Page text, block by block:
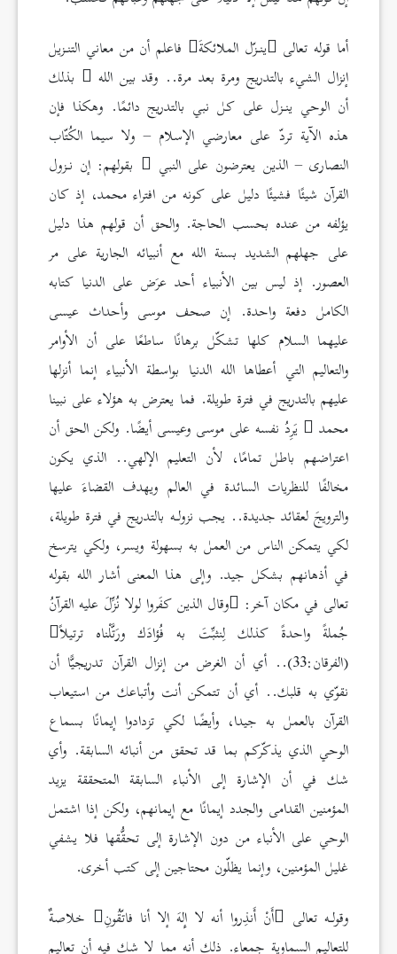
أما قوله تعالى ينـزّل الملائكةَ فاعلم أن من معاني التنـزيل
إنزال الشيء بالتدريج ومرة بعد مرة.. وقد بين الله
بذلك
أن الوحي ينـزل على كل نبي بالتدريج دائمًا. وهكذا فإن
هذه الآية تردّ على معارضي الإسلام – ولا سيما الكُتّاب
النصارى – الذين يعترضون على النبي
بقولهم: إن نـزول
القرآن شيئًا فشيئًا دليل على كونه من افتراء محمد، إذ كان
يؤلفه من عنده بحسب الحاجة. والحق أن قولهم هذا دليل
على جهلهم الشديد بسنة الله مع أنبيائه الجارية على مر
العصور. إذ ليس بين الأنبياء أحد عرَض على الدنيا كتابه
الكامل دفعة واحدة. إن صحف موسى وأحداث عيسى
عليهما السلام كلها تشكّل برهانًا ساطعًا على أن الأوامر
والتعاليم التي أعطاها الله الدنيا بواسطة الأنبياء إنما أنزلها
عليهم بالتدريج في فترة طويلة. فما يعترض به هؤلاء على نبينا
محمد
يَرِدُ نفسه على موسى وعيسى أيضًا. ولكن الحق أن
اعتراضهم باطل تمامًا، لأن التعليم الإلهي.. الذي يكون
مخالفًا للنظريات السائدة في العالم ويهدف القضاءَ عليها
والترويجَ لعقائد جديدة.. يجب نزولـه بالتدريج في فترة طويلة،
لكي يتمكن الناس من العمل به بسهولة ويسر، ولكي يترسخ
في أذهانهم بشكل جيد. وإلى هذا المعنى أشار الله بقوله
تعالى في مكان آخر: وقال الذين كفَروا لولا نُزِّلَ عليه القرآنُ
جُملةً واحدةً كذلك لِنثبِّتَ به فُؤادَك ورَتَّلْناه ترتيلاً
(الفرقان:33).. أي أن الغرض من إنزال القرآن تدريجيًّا أن
نقوّي به قلبك.. أي أن تتمكن أنت وأتباعك من استيعاب
القرآن بالعمل به جيدا، وأيضًا لكي تزدادوا إيمانًا بسماع
الوحي الذي يذكّركم بما قد تحقق من أنبائه السابقة. وأي
شك في أن الإشارة إلى الأنباء السابقة المتحققة يزيد
المؤمنين القدامى والجدد إيمانًا مع إيمانهم، ولكن إذا اشتمل
الوحي على الأنباء من دون الإشارة إلى تحقُّقها فلا يشفي
غليل المؤمنين، وإنما يظلّون محتاجين إلى كتب أخرى.
وقولـه تعالى أَنْ أَنذِروا أنه لا إِلهَ إلا أنا فاتّقُونِ
خلاصةٌ